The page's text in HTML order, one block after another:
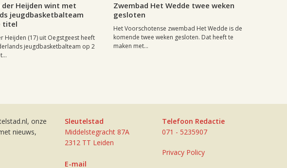
der Heijden wint met
jeugdbasketbalteam
titel
Heijden (17) uit Oegstgeest heeft
jeugdbasketbalteam op 2
Zwembad Het Wedde twee weken
gesloten
Het Voorschotense zwembad Het Wedde is de
komende twee weken gesloten. Dat heeft te
maken met...
onze
nieuws,
Sleutelstad
Middelstegracht 87A
2312 TT Leiden
E-mail
Telefoon Redactie
071 - 5235907
Privacy Policy